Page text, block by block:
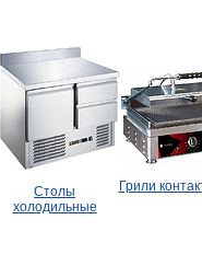
Столы
холодильные
Грили